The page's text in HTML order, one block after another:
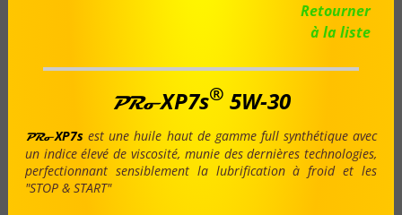
Retourner
à la liste
PRoXP7s® 5W-30
PRoXP7s est une huile haut de gamme full synthétique avec
un indice élevé de viscosité, munie des dernières technologies,
perfectionnant sensiblement la lubrification à froid et les
"STOP & START"